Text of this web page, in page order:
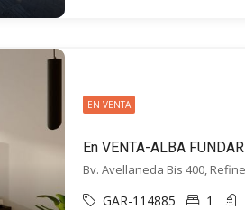
EN VENTA
Bv. Avellaneda Bis 400,
GAR-114885 1